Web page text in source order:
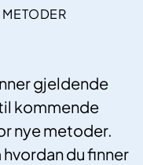
gjeldende
kommende
nye metoder.
du finner